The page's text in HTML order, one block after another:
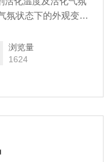
氛状态下的外观变
浏览量
1624